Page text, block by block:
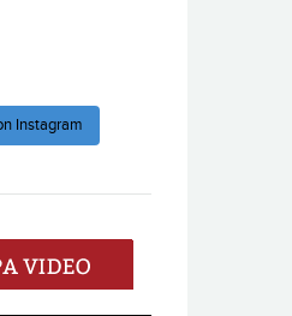
Instagram